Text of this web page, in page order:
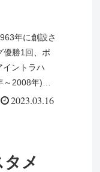
年に創設さ
優勝1回、ポ
イントラハ
2008年)、
2023.03.16
メ